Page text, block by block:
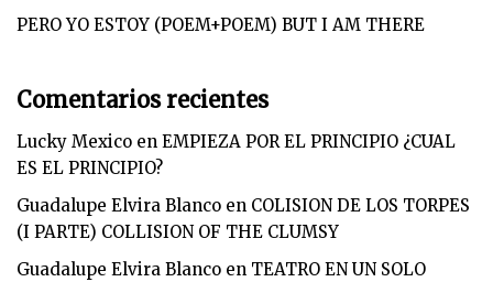
PERO YO ESTOY (POEM+POEM) BUT I AM THERE
Comentarios recientes
Lucky Mexico en EMPIEZA POR EL PRINCIPIO ¿CUAL
ES EL PRINCIPIO?
Guadalupe Elvira Blanco en COLISION DE LOS TORPES
(I PARTE) COLLISION OF THE CLUMSY
Guadalupe Elvira Blanco en TEATRO EN UN SOLO